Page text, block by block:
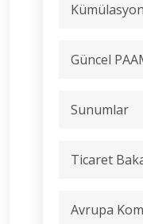
Güncel
Sunumlar
Ticaret
Avrupa